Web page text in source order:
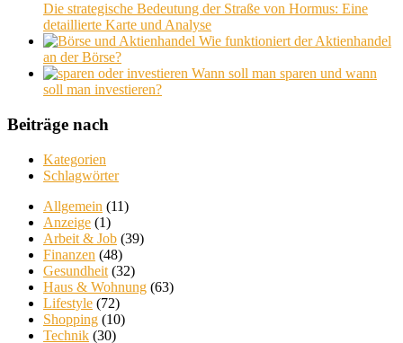
Die strategische Bedeutung der Straße von Hormus: Eine
detaillierte Karte und Analyse
Wie funktioniert der Aktienhandel
an der Börse?
Wann soll man sparen und wann
soll man investieren?
Beiträge nach
Kategorien
Schlagwörter
Allgemein (11)
Anzeige (1)
Arbeit & Job (39)
Finanzen (48)
Gesundheit (32)
Haus & Wohnung (63)
Lifestyle (72)
Shopping (10)
Technik (30)